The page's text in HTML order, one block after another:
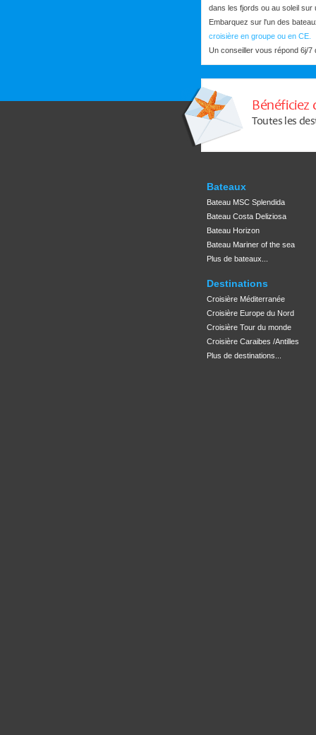
dans les fjords ou au soleil sur
Embarquez sur l'un des
croisière en groupe ou en CE.
Un conseiller vous répond 6j/7
Bénéficiez
Toutes les
Bateaux
Bateau MSC Splendida
Bateau Costa Deliziosa
Bateau Horizon
Bateau Mariner of the sea
Plus de bateaux...
Destinations
Croisière Méditerranée
Croisière Europe du Nord
Croisière Tour du monde
Croisière Caraibes /Antilles
Plus de destinations...